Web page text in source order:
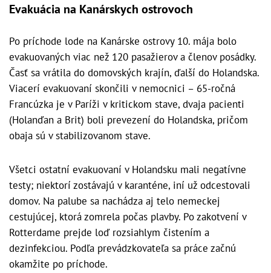
Evakuácia na Kanárskych ostrovoch
Po príchode lode na Kanárske ostrovy 10. mája bolo
evakuovaných viac než 120 pasažierov a členov posádky.
Časť sa vrátila do domovských krajín, ďalší do Holandska.
Viacerí evakuovaní skončili v nemocnici – 65-ročná
Francúzka je v Paríži v kritickom stave, dvaja pacienti
(Holanďan a Brit) boli prevezení do Holandska, pričom
obaja sú v stabilizovanom stave.
Všetci ostatní evakuovaní v Holandsku mali negatívne
testy; niektorí zostávajú v karanténe, iní už odcestovali
domov. Na palube sa nachádza aj telo nemeckej
cestujúcej, ktorá zomrela počas plavby. Po zakotvení v
Rotterdame prejde loď rozsiahlym čistením a
dezinfekciou. Podľa prevádzkovateľa sa práce začnú
okamžite po príchode.